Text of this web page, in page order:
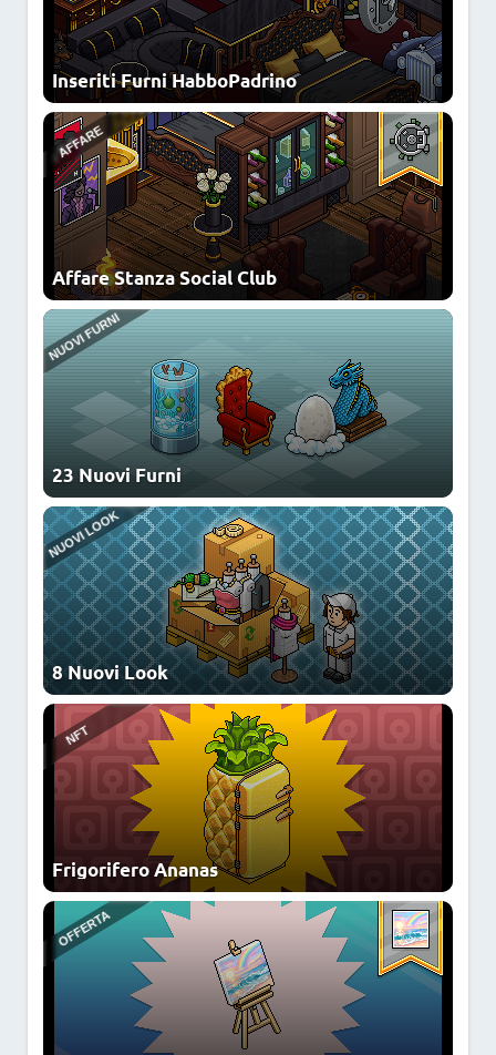
Inseriti Furni HabboPadrino
Affare Stanza Social Club
23 Nuovi Furni
8 Nuovi Look
Frigorifero Ananas
NEWS